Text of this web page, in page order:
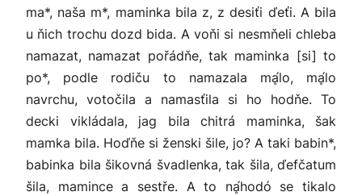
ma*, naša m*, maminka bila z, z desiťi ďeťi. A bila
u ňich trochu dozd bida. A voňi si nesmňeli chleba
namazat, namazat pořádňe, tak maminka [si] to
po*, podle rodiču to namazala mḁ́lo, mḁ́lo
navrchu, votočila a namasťila si ho hodňe. To
decki vikládala, jag bila chitrá maminka, šak
mamka bila. Hoďňe si ženski šile, jo? A taki babin*,
babinka bila šikovná švadlenka, tak šila, ďefčatum
šila, mamince a sestře. A to nḁ́hodó se tikalo